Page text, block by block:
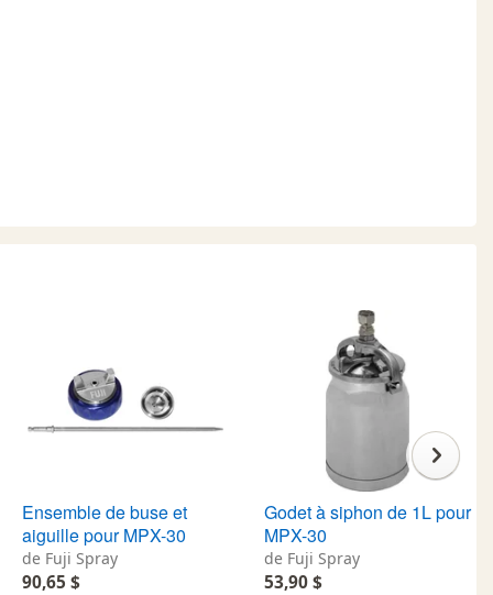
Ensemble de buse et
aiguille pour MPX-30
de Fuji Spray
90,65 $
Godet à siphon de 1L pour
MPX-30
de Fuji Spray
53,90 $